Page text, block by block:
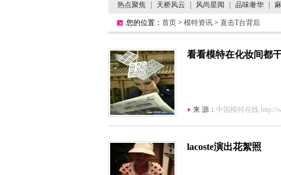
热点聚焦 天桥风云 风尚星闻 品味奢华
您的位置： 首页 > 模特资讯 > 直击T台背后
看看模特在化妆间都
来 源： 中国模特在线 http://
lacoste演出花絮照